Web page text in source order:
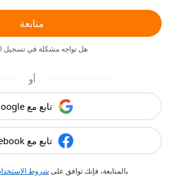
متابعة
هل تواجه مشكلة في تسجيل
أو
تابع مع Google
تابع مع Facebook
بالمتابعة، فإنك توافق على شروط